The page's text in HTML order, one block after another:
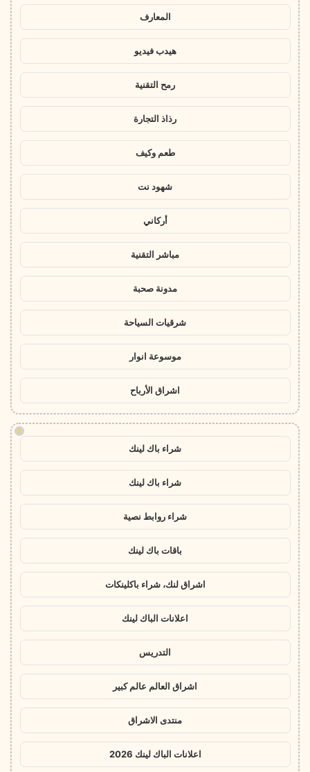
المعارف
هيدب فيديو
رمح التقنية
رذاذ التجارة
طعم وكيف
شهود نت
أركاني
مباشر التقنية
مدونة صحبة
شرقيات السياحة
موسوعة انوار
اشراق الأرباح
!
شراء باك لينك
شراء باك لينك
شراء روابط نصية
باقات باك لينك
اشراق لنك، شراء باكلينكات
اعلانات الباك لينك
التدريس
اشراق العالم عالم كبير
منتدى الاشراق
اعلانات الباك لينك 2026